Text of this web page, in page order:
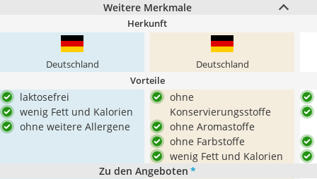
Weitere Merkmale
Herkunft
Deutschland Deutschland
Vorteile
laktosefrei
wenig Fett und Kalorien
ohne weitere Allergene
ohne
Konservierungsstoffe
ohne Aromastoffe
ohne Farbstoffe
wenig Fett und Kalorien
Zu den Angeboten *